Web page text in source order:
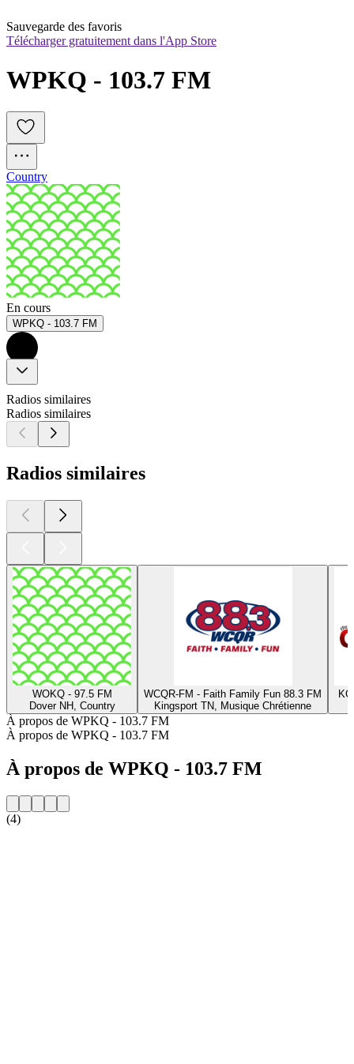
Sauvegarde des favoris
Télécharger gratuitement dans l'App Store
WPKQ - 103.7 FM
Country
En cours
WPKQ - 103.7 FM
Radios similaires
Radios similaires
Radios similaires
WOKQ - 97.5 FM
Dover NH, Country
WCQR-FM - Faith Family Fun 88.3 FM
Kingsport TN, Musique Chrétienne
À propos de WPKQ - 103.7 FM
À propos de WPKQ - 103.7 FM
À propos de WPKQ - 103.7 FM
(4)